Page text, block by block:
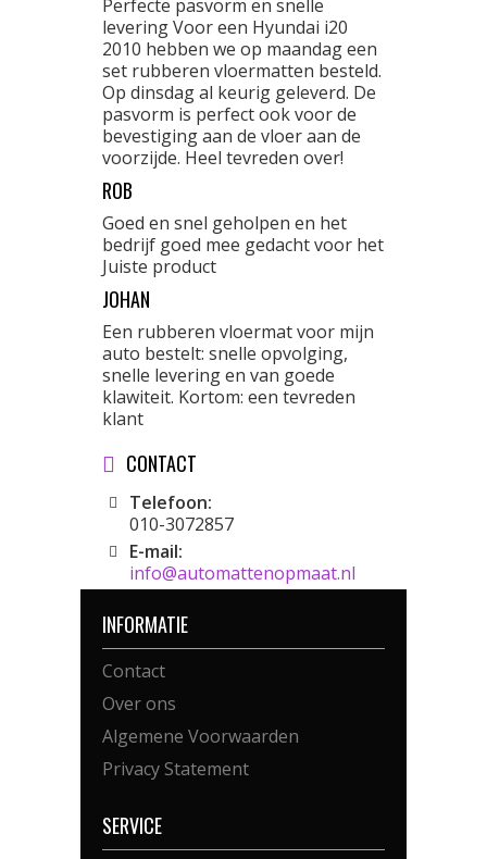
Perfecte pasvorm en snelle
levering Voor een Hyundai i20
2010 hebben we op maandag een
set rubberen vloermatten besteld.
Op dinsdag al keurig geleverd. De
pasvorm is perfect ook voor de
bevestiging aan de vloer aan de
voorzijde. Heel tevreden over!
ROB
Goed en snel geholpen en het
bedrijf goed mee gedacht voor het
Juiste product
JOHAN
Een rubberen vloermat voor mijn
auto bestelt: snelle opvolging,
snelle levering en van goede
klawiteit. Kortom: een tevreden
klant
CONTACT
Telefoon:
010-3072857
E-mail:
info@automattenopmaat.nl
INFORMATIE
Contact
Over ons
Algemene Voorwaarden
Privacy Statement
SERVICE